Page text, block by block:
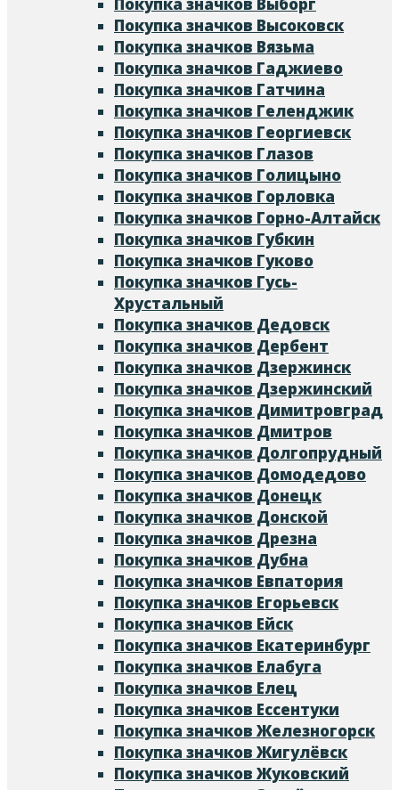
Покупка значков Высоковск
Покупка значков Вязьма
Покупка значков Гаджиево
Покупка значков Гатчина
Покупка значков Геленджик
Покупка значков Георгиевск
Покупка значков Глазов
Покупка значков Голицыно
Покупка значков Горловка
Покупка значков Горно-Алтайск
Покупка значков Губкин
Покупка значков Гуково
Покупка значков Гусь-
Хрустальный
Покупка значков Дедовск
Покупка значков Дербент
Покупка значков Дзержинск
Покупка значков Дзержинский
Покупка значков Димитровград
Покупка значков Дмитров
Покупка значков Долгопрудный
Покупка значков Домодедово
Покупка значков Донецк
Покупка значков Донской
Покупка значков Дрезна
Покупка значков Дубна
Покупка значков Евпатория
Покупка значков Егорьевск
Покупка значков Ейск
Покупка значков Екатеринбург
Покупка значков Елабуга
Покупка значков Елец
Покупка значков Ессентуки
Покупка значков Железногорск
Покупка значков Жигулёвск
Покупка значков Жуковский